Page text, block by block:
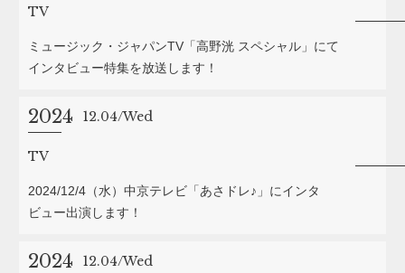
TV
ミュージック・ジャパンTV「高野洸 スペシャル」にて
インタビュー特集を放送します！
2024 12.04 Wed
TV
2024/12/4（水）中京テレビ「あさドレ♪」にインタ
ビュー出演します！
2024 12.04 Wed